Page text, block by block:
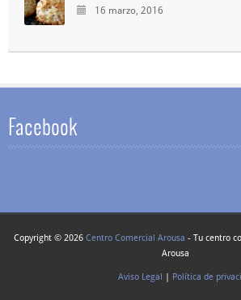
16 marzo, 2016
Facebook
Copyright © 2026 Centro Comercial Arousa - Tu centro
Arousa
Aviso Legal | Política de